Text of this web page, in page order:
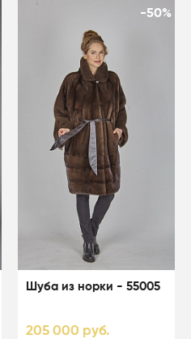
-50%
Шуба из норки - 55005
205 000 руб.